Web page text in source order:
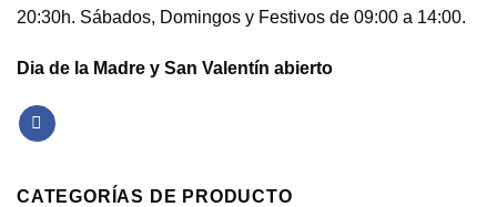
20:30h. Sábados, Domingos y Festivos de 09:00 a 14:00.
Dia de la Madre y San Valentín abierto
CATEGORÍAS DE PRODUCTO